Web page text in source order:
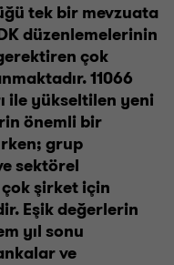
tek bir mevzuata
düzenlemelerinin
çok
11066
ile yükseltilen yeni
önemli bir
grup
sektörel
şirket için
Eşik değerlerin
yıl sonu
ve